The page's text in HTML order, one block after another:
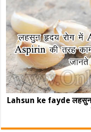
Lahsun ke fayde लहसुन